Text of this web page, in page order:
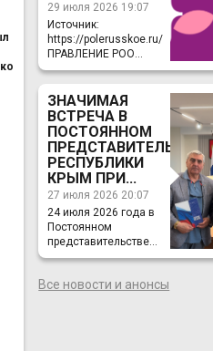
29 июля 2026 19:07
Источник:
https://polerusskoe.ru/
ПРАВЛЕНИЕ РОО...
ЗНАЧИМАЯ
ВСТРЕЧА В
ПОСТОЯННОМ
ПРЕДСТАВИТЕЛЬСТВЕ
РЕСПУБЛИКИ
КРЫМ ПРИ...
27 июля 2026 20:07
24 июля 2026 года в
Постоянном
представительстве...
Все новости и анонсы